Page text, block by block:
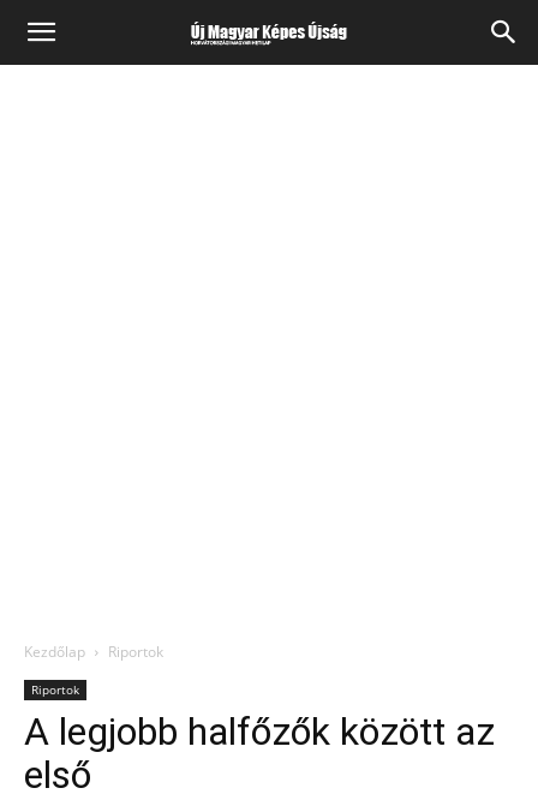
Kezdőlap Riportok
Riportok
A legjobb halfőzők között az
első